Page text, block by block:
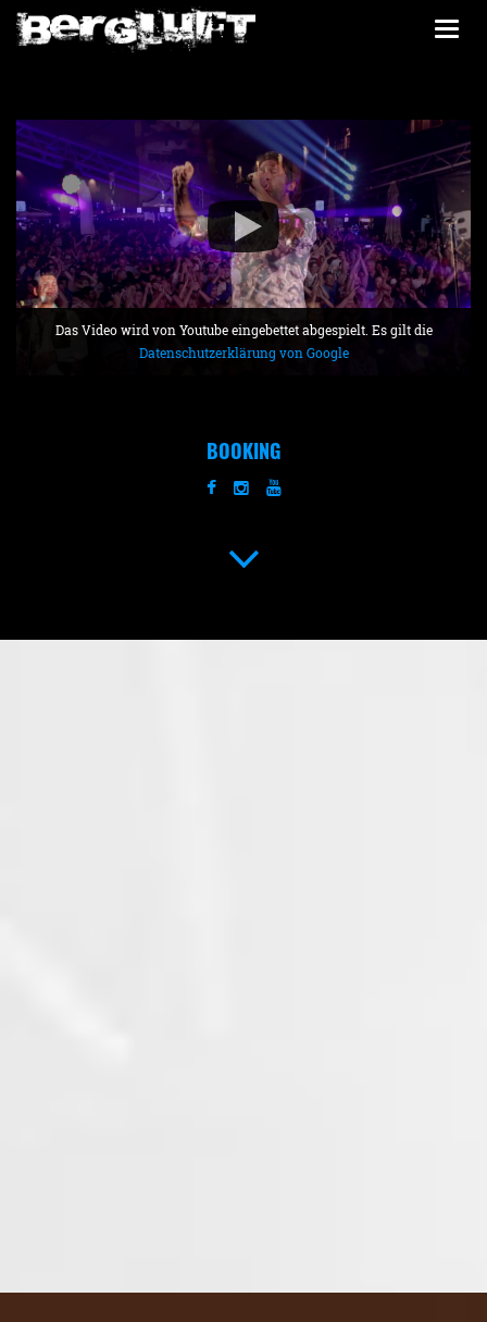
Das Video wird von Youtube eingebettet abgespielt. Es gilt die
Datenschutzerklärung von Google
BOOKING